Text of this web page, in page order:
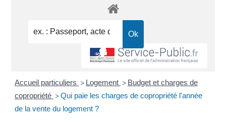
Accueil particuliers > Logement > Budget et charges de
copropriété >Qui paie les charges de copropriété l'année
de la vente du logement ?